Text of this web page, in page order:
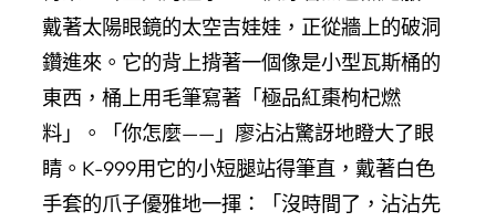
戴著太陽眼鏡的太空吉娃娃，正從牆上的破洞
鑽進來。它的背上揹著一個像是小型瓦斯桶的
東西，桶上用毛筆寫著「極品紅棗枸杞燃
料」。「你怎麼——」廖沾沾驚訝地瞪大了眼
睛。K-999用它的小短腿站得筆直，戴著白色
手套的爪子優雅地一揮：「沒時間了，沾沾先